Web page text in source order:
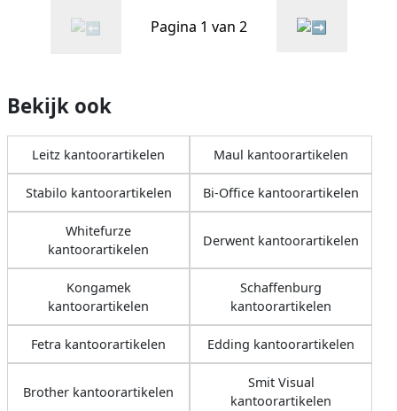
Pagina 1 van 2
Bekijk ook
Leitz kantoorartikelen Maul kantoorartikelen
Stabilo kantoorartikelen Bi-Office kantoorartikelen
Whitefurze
kantoorartikelen
Derwent kantoorartikelen
Kongamek
kantoorartikelen
Schaffenburg
kantoorartikelen
Fetra kantoorartikelen Edding kantoorartikelen
Brother kantoorartikelen
Smit Visual
kantoorartikelen